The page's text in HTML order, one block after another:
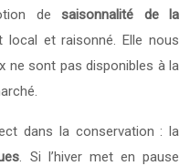
desaisonnalité de la
local et raisonné. Elle nous
ne sont pas disponibles à la
dans la conservation : la
. Si l’hiver met en pause